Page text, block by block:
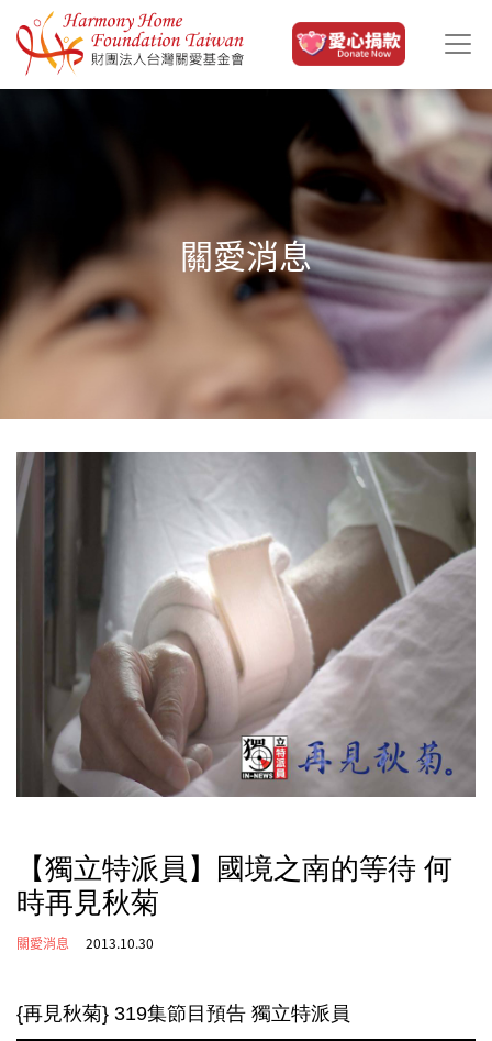
移至主內容
關愛消息
【獨立特派員】國境之南的等待 何
時再見秋菊
關愛消息 2013.10.30
{再見秋菊} 319集節目預告 獨立特派員